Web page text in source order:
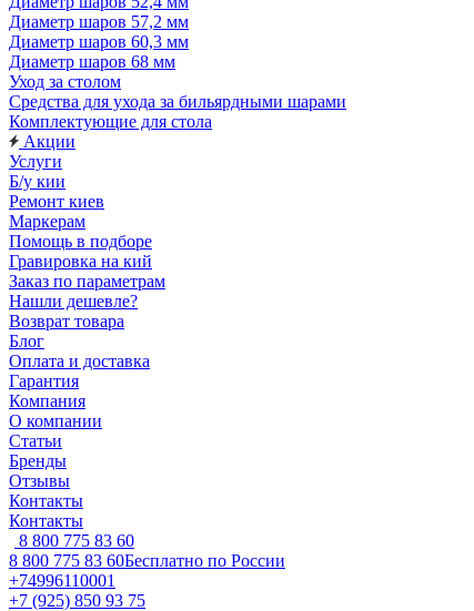
Диаметр шаров 57,2 мм
Диаметр шаров 60,3 мм
Диаметр шаров 68 мм
Уход за столом
Средства для ухода за бильярдными шарами
Комплектующие для стола
Акции
Услуги
Б/у кии
Ремонт киев
Маркерам
Помощь в подборе
Гравировка на кий
Заказ по параметрам
Нашли дешевле?
Возврат товара
Блог
Оплата и доставка
Гарантия
Компания
О компании
Статьи
Бренды
Отзывы
Контакты
Контакты
8 800 775 83 60
8 800 775 83 60Бесплатно по России
+74996110001
+7 (925) 850 93 75